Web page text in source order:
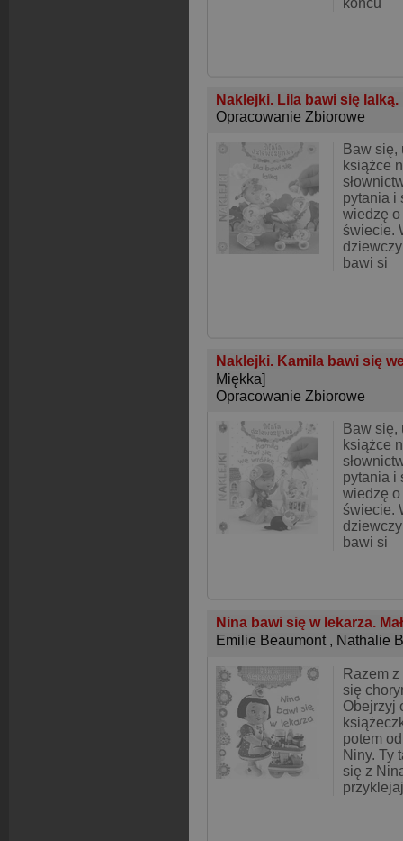
końcu
Naklejki. Lila bawi się
Opracowanie Zbiorowe
Baw się,
książce
pytania i
wiedzę
świecie.
bawi si
Naklejki. Kamila bawi się
Miękka]
Opracowanie Zbiorowe
Baw się,
książce
pytania i
wiedzę
świecie.
bawi si
Nina bawi się w lekarza.
Emilie Beaumont , Nathalie
Razem
się
Obejrzyj
potem
Niny. Ty
się z